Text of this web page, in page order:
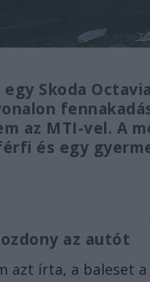
Skoda
az MTI-vel. A
és egy
az autót
azt írta, a baleset